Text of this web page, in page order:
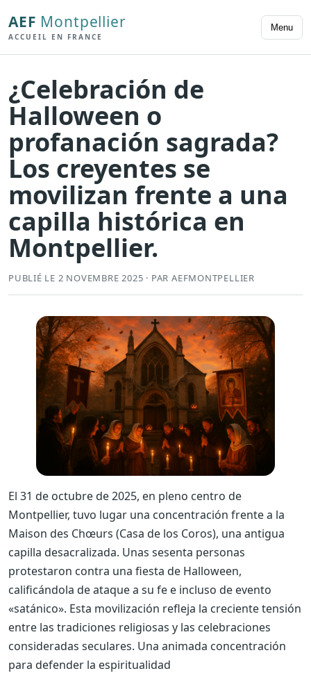
AEF Montpellier
ACCUEIL EN FRANCE
Menu
¿Celebración de
Halloween o
profanación sagrada?
Los creyentes se
movilizan frente a una
capilla histórica en
Montpellier.
PUBLIÉ LE 2 NOVEMBRE 2025 · PAR AEFMONTPELLIER
El 31 de octubre de 2025, en pleno centro de
Montpellier, tuvo lugar una concentración frente a la
Maison des Chœurs (Casa de los Coros), una antigua
capilla desacralizada. Unas sesenta personas
protestaron contra una fiesta de Halloween,
calificándola de ataque a su fe e incluso de evento
«satánico». Esta movilización refleja la creciente tensión
entre las tradiciones religiosas y las celebraciones
consideradas seculares. Una animada concentración
para defender la espiritualidad